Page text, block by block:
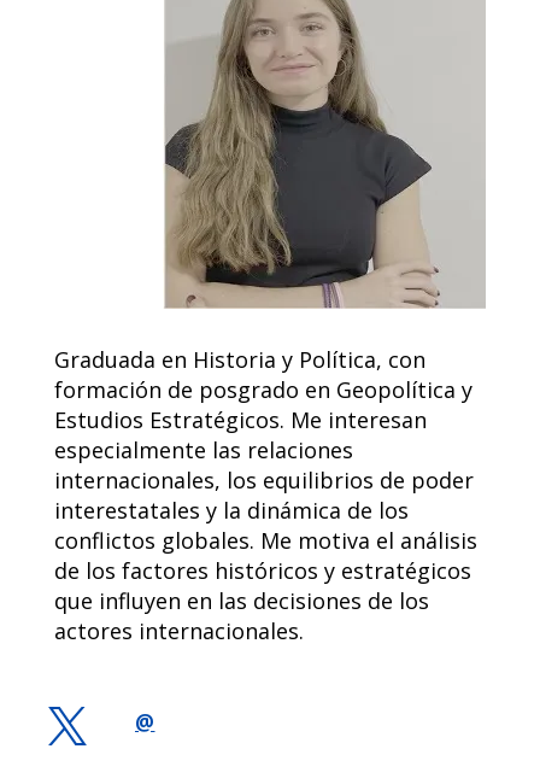
Graduada en Historia y Política, con
formación de posgrado en Geopolítica y
Estudios Estratégicos. Me interesan
especialmente las relaciones
internacionales, los equilibrios de poder
interestatales y la dinámica de los
conflictos globales. Me motiva el análisis
de los factores históricos y estratégicos
que influyen en las decisiones de los
actores internacionales.
 @